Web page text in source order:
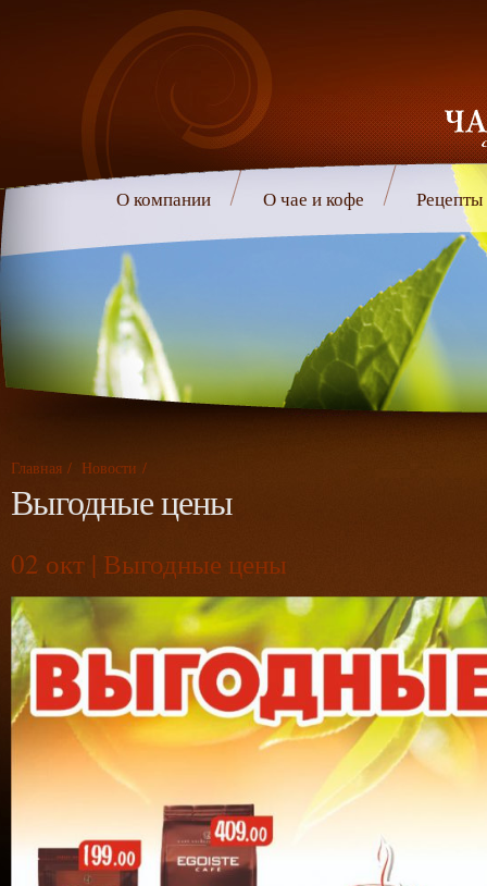
О компании О чае и кофе Рецепты
Главная / Новости /
Выгодные цены
02 окт | Выгодные цены